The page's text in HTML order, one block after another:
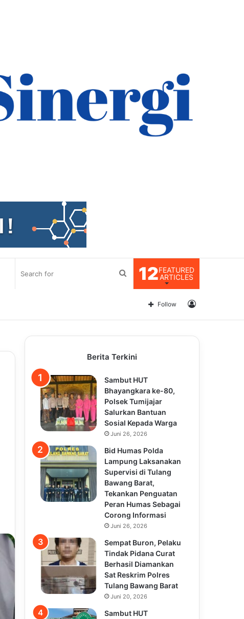
12FEATURED
ARTICLES
Search
Log
Follow
Berita Terkini
Sambut HUT
Bhayangkara ke-80,
Polsek Tumijajar
Salurkan Bantuan
Sosial Kepada Warga
Juni 26, 2026
Bid Humas Polda
Lampung Laksanakan
Supervisi di Tulang
Bawang Barat,
Tekankan Penguatan
Peran Humas Sebagai
Corong Informasi
Juni 26, 2026
Sempat Buron, Pelaku
Tindak Pidana Curat
Berhasil Diamankan
Sat Reskrim Polres
Tulang Bawang Barat
Juni 20, 2026
Sambut HUT